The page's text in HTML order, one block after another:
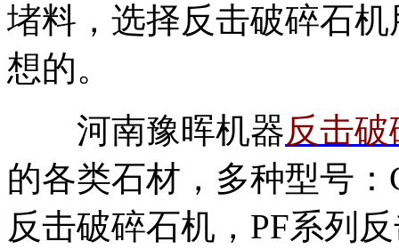
堵料，选择反击破碎石
想的。
河南豫晖机器反击
的各类石材，多种型号
反击破碎石机，PF系列